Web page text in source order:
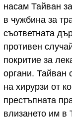
насам Тайван
в чужбина за
съответната
противен
покритие за
органи. Тайван
на хирурзи от
престъпната
влизането им в